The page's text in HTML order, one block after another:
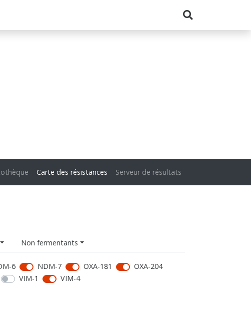
Carte des résistances Serveur de résultats
Non fermentants
6 NDM-7 OXA-181
OXA-204
VIM-1 VIM-4